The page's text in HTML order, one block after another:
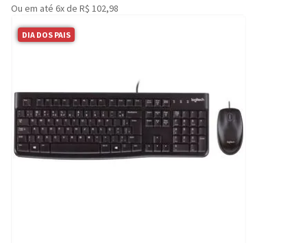
Ou em até 6x de R$ 102,98
DIA DOS PAIS